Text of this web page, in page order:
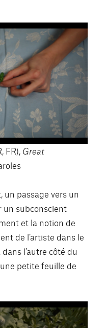
FR), Great
un passage vers un
un subconscient
et la notion de
de l’artiste dans le
l’autre côté du
petite feuille de